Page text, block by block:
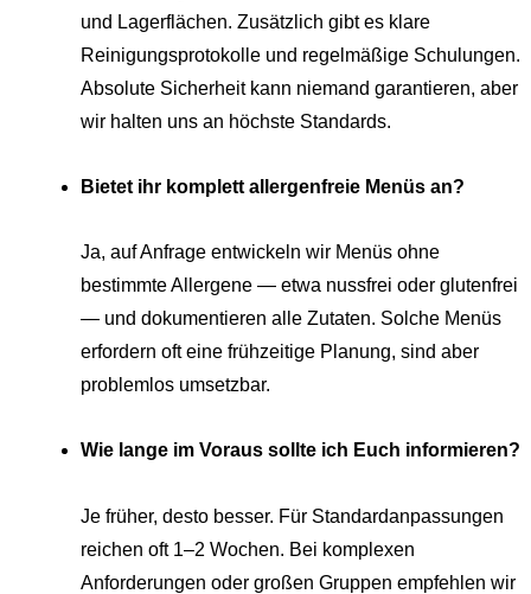
und Lagerflächen. Zusätzlich gibt es klare
Reinigungsprotokolle und regelmäßige Schulungen.
Absolute Sicherheit kann niemand garantieren, aber
wir halten uns an höchste Standards.
Bietet ihr komplett allergenfreie Menüs an?
Ja, auf Anfrage entwickeln wir Menüs ohne
bestimmte Allergene — etwa nussfrei oder glutenfrei
— und dokumentieren alle Zutaten. Solche Menüs
erfordern oft eine frühzeitige Planung, sind aber
problemlos umsetzbar.
Wie lange im Voraus sollte ich Euch informieren?
Je früher, desto besser. Für Standardanpassungen
reichen oft 1–2 Wochen. Bei komplexen
Anforderungen oder großen Gruppen empfehlen wir